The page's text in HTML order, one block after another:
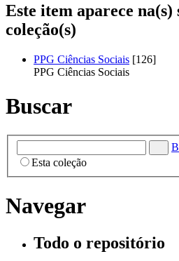
Este item aparece na(s)
coleção(s)
PPG Ciências Sociais [126]
PPG Ciências Sociais
Buscar
Esta coleção
Navegar
Todo o repositório